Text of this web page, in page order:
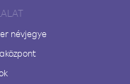
névjegye